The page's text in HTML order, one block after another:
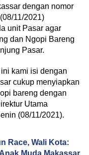
dengan nomor
11/2021)
unit Pasar agar
dan Ngopi Bareng
Pasar.
kami isi dengan
cukup menyiapkan
bareng dengan
Utama
(08/11/2021).
Race, Wali Kota:
Muda Makassar